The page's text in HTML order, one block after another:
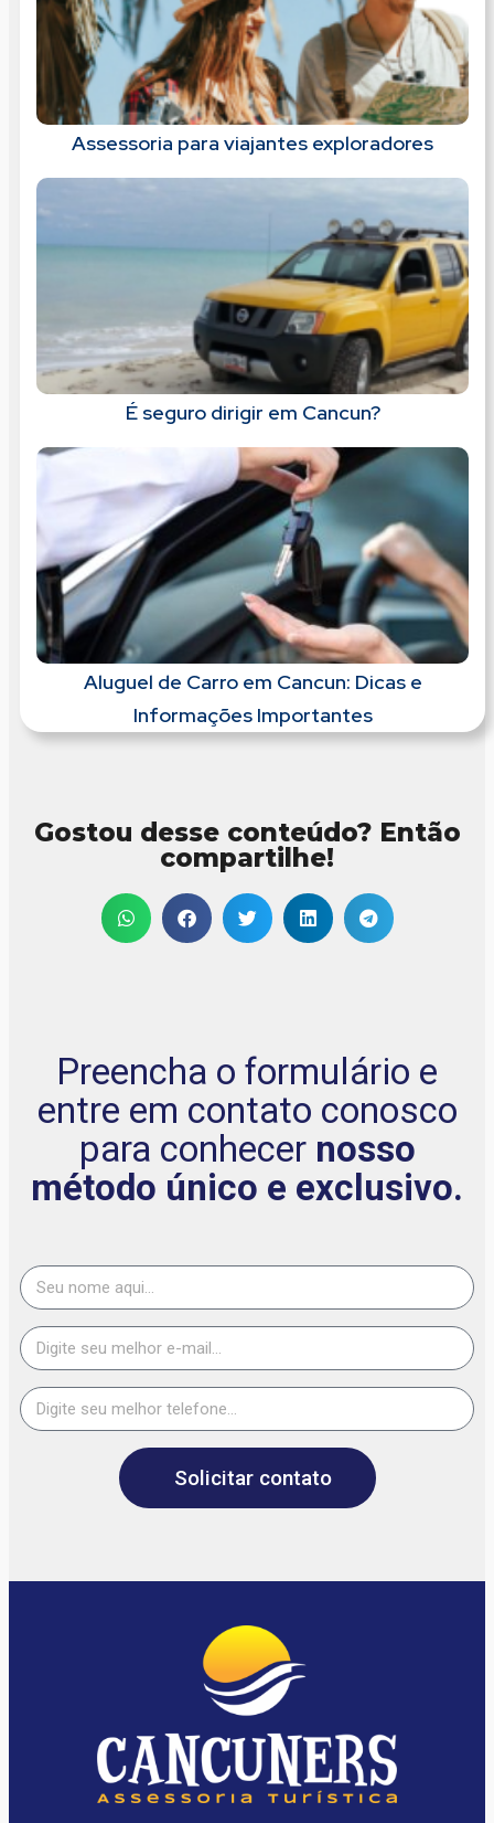
Assessoria para viajantes exploradores
É seguro dirigir em Cancun?
Aluguel de Carro em Cancun: Dicas e
Informações Importantes
Gostou desse conteúdo? Então
compartilhe!
Preencha o formulário e
entre em contato conosco
para conhecer nosso
método único e exclusivo.
Solicitar contato